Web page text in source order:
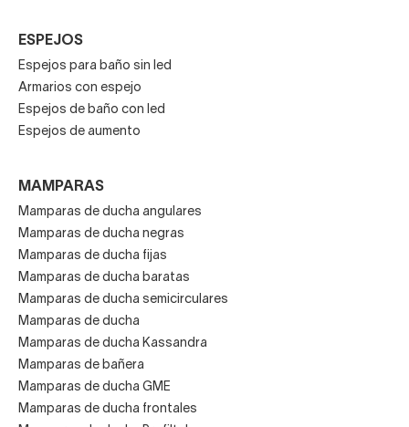
ESPEJOS
Espejos para baño sin led
Armarios con espejo
Espejos de baño con led
Espejos de aumento
MAMPARAS
Mamparas de ducha angulares
Mamparas de ducha negras
Mamparas de ducha fijas
Mamparas de ducha baratas
Mamparas de ducha semicirculares
Mamparas de ducha
Mamparas de ducha Kassandra
Mamparas de bañera
Mamparas de ducha GME
Mamparas de ducha frontales